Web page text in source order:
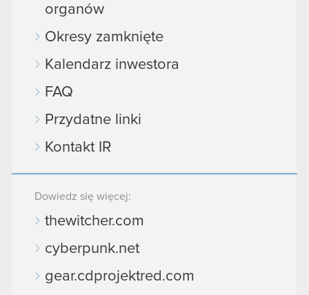
organów
Okresy zamknięte
Kalendarz inwestora
FAQ
Przydatne linki
Kontakt IR
Dowiedz się więcej:
thewitcher.com
cyberpunk.net
gear.cdprojektred.com